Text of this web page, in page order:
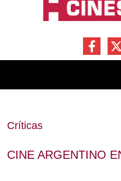
Críticas
CINE ARGENTINO